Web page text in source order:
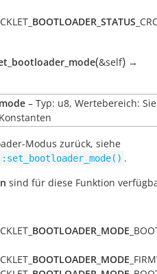
BOOTLOADER_STATUS
(&self) →
mode – Typ: u8, Wertebereich:
Konstanten
Modus zurück, siehe
.
sind für diese Funktion
BOOTLOADER_MODE
BOOTLOADER_MODE